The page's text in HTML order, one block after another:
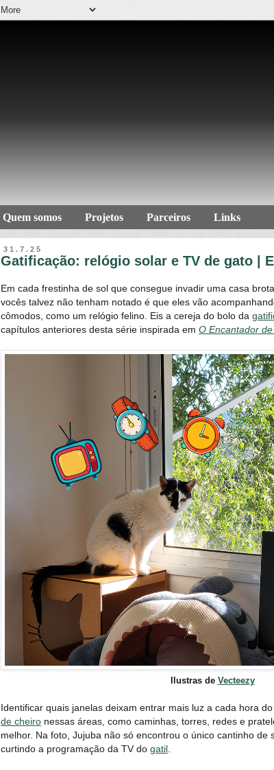
Quem somos Projetos Parceiros Links
31.7.25
Gatificação: relógio solar e TV de gato |
Em cada frestinha de sol que consegue invadir uma casa
vocês talvez não tenham notado é que eles vão
cômodos, como um relógio felino. Eis a cereja do bolo da
capítulos anteriores desta série inspirada em O Encantador
Ilustras de Vecteezy
Identificar quais janelas deixam entrar mais luz a cada hora
de cheiro nessas áreas, como caminhas, torres, redes e
melhor. Na foto, Jujuba não só encontrou o único cantinho de
curtindo a programação da TV do gatil